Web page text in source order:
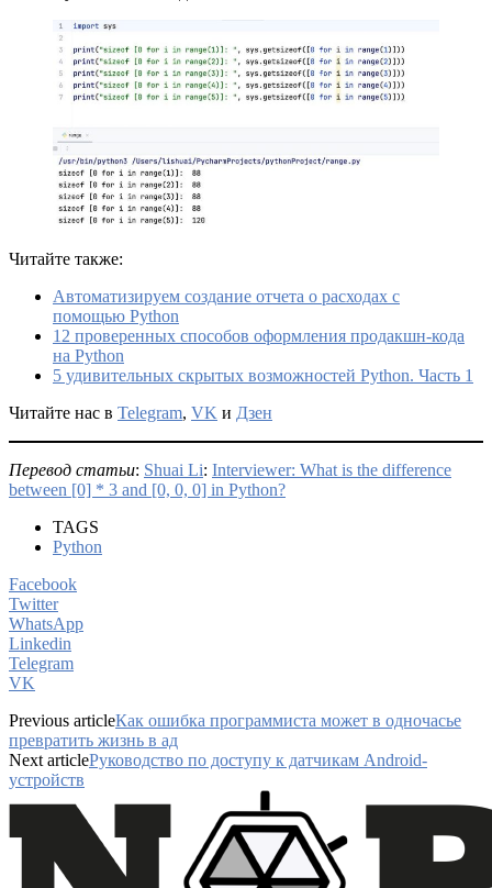
Читайте также:
Автоматизируем создание отчета о расходах с
помощью Python
12 проверенных способов оформления продакшн-кода
на Python
5 удивительных скрытых возможностей Python. Часть 1
Читайте нас в Telegram, VK и Дзен
Перевод статьи: Shuai Li: Interviewer: What is the difference
between [0] * 3 and [0, 0, 0] in Python?
TAGS
Python
Facebook
Twitter
WhatsApp
Linkedin
Telegram
VK
Previous articleКак ошибка программиста может в одночасье
превратить жизнь в ад
Next articleРуководство по доступу к датчикам Android-
устройств